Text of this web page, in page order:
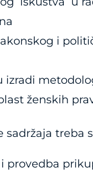
i
izradi
ženskih
sadržaja treba
provedba